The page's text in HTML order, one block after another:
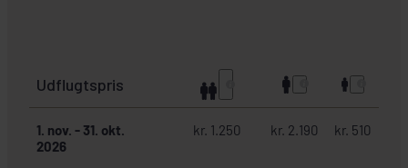
Udflugtspris
1. nov. - 31. okt.
2026
kr. 1.250 kr. 2.190 kr. 510